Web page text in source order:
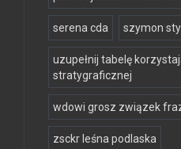
serena cda szymon
uzupełnij tabelę
stratygraficznej
wdowi grosz związek
zsckr leśna podlaska